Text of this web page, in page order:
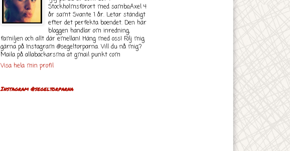
Stockholmsförort med sambo,Axel 4
år samt Svante 1 år. Letar ständigt
efter det perfekta boendet. Den här
bloggen handlar om inredning,
familjen och allt där emellan! Häng med oss! Följ mig
gärna på Instagram @segeltorparna. Vill du nå mig?
Maila på allabackarsma at gmail punkt com
Visa hela min profil
Instagram @segeltorparna